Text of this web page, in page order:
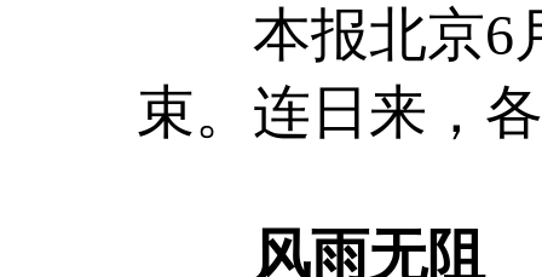
本报北京6月
束。连日来，
风雨无阻